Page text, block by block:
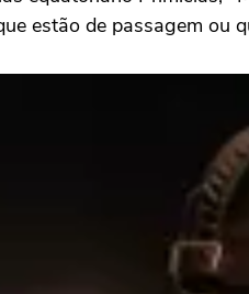
estão de passagem ou